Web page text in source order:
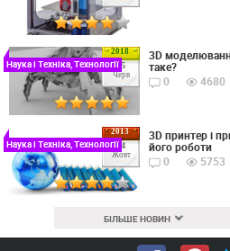
2018
15
Черв
Наука і Техніка, Технології
3D
таке?
0
4680
2013
24
Жовт
Наука і Техніка, Технології
3D принтер і
його роботи
0
5753
БІЛЬШЕ НОВИН